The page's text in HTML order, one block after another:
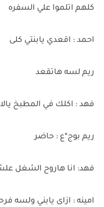
كلهم اتلموا علي السفره
احمد : اقعدي يابنتي كلى
ريم لسه هاتقعد
فهد : اكلك في المطبخ يالا
ريم بوج*ع : حاضر
فهد: انا هاروح الشغل
امينه : ازاى يابني ولسه